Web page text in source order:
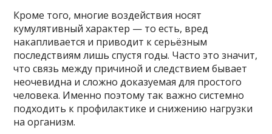
Кроме того, многие воздействия носят
кумулятивный характер — то есть, вред
накапливается и приводит к серьёзным
последствиям лишь спустя годы. Часто это значит,
что связь между причиной и следствием бывает
неочевидна и сложно доказуемая для простого
человека. Именно поэтому так важно системно
подходить к профилактике и снижению нагрузки
на организм.